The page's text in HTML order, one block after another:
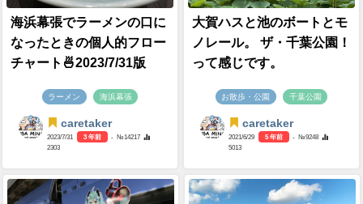
海浜幕張でラーメンの口に
なったときの個人的フロー
チャート🍜2023/7/31版
ラーメン 海浜幕張
caretaker
2023/7/31 3 年前
- №14217
2303
大賀ハスと池のボートとモ
ノレール。 ザ・千葉公園！
って感じです。
お散歩・公園 千葉公園
caretaker
2021/6/29 5 年前
- №9248
5013